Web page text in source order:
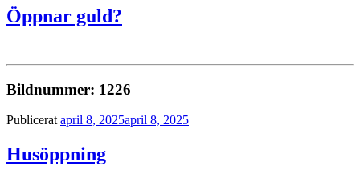
Öppnar guld?
Bildnummer: 1226
Publicerat april 8, 2025april 8, 2025
Husöppning